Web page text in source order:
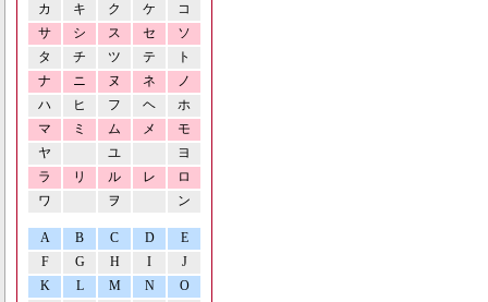
カ
キ ク ケ
コ
サ
シ ス セ
ソ
タ
チ ツ テ
ト
ナ
ニ ヌ ネ
ノ
ハ
ヒ フ ヘ
ホ
マ
ミ ム メ
モ
ヤ
ユ
ヨ
ラ
リ ル レ
ロ
ワ
ヲ ン
A B C D
E
F
G H I
J
K
L M N O